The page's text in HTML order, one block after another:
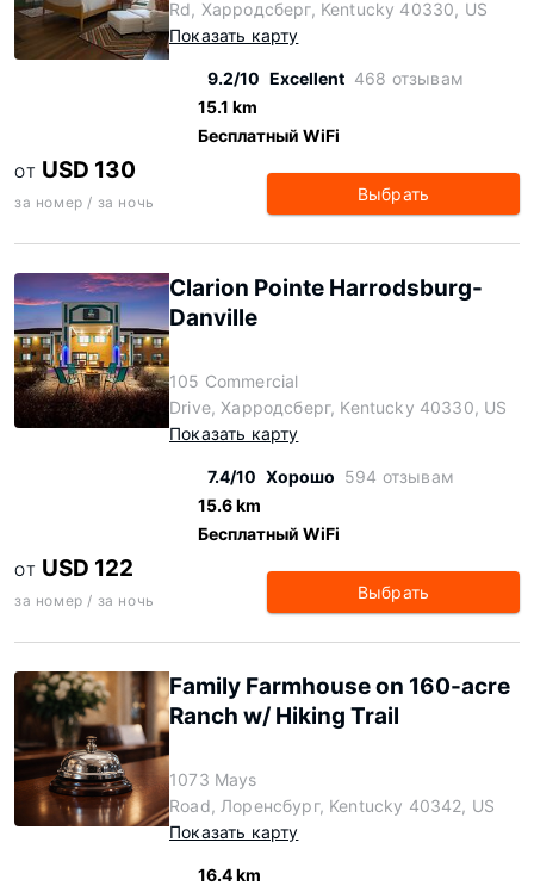
Rd, Харродсберг, Kentucky 40330, US
Показать карту
9.2/10 Excellent 468 отзывам
15.1 km
Бесплатный WiFi
ОТ USD 130
за номер / за ночь Выбрать
Clarion Pointe Harrodsburg-
Danville
105 Commercial
Drive, Харродсберг, Kentucky 40330, US
Показать карту
7.4/10 Хорошо 594 отзывам
15.6 km
Бесплатный WiFi
ОТ USD 122
за номер / за ночь Выбрать
Family Farmhouse on 160-acre
Ranch w/ Hiking Trail
1073 Mays
Road, Лоренсбург, Kentucky 40342, US
Показать карту
16.4 km